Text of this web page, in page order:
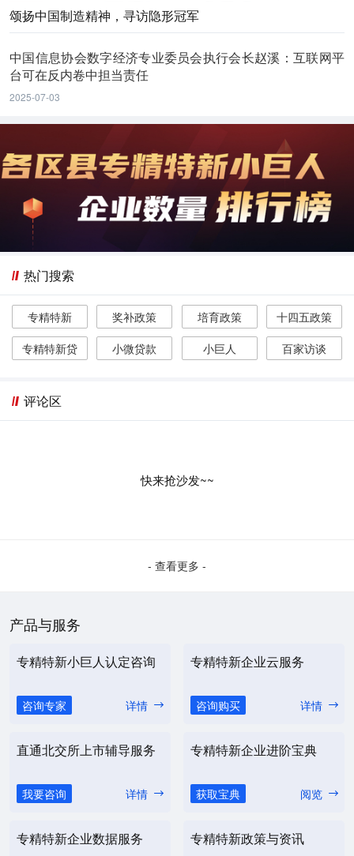
颂扬中国制造精神，寻访隐形冠军
中国信息协会数字经济专业委员会执行会长赵溪：互联网平
台可在反内卷中担当责任
2025-07-03
热门搜索
专精特新 奖补政策 培育政策
十四五政策
专精特新贷
小微贷款 小巨人 百家访谈
评论区
快来抢沙发~~
- 查看更多 -
产品与服务
专精特新小巨人认定咨询
咨询专家 详情
专精特新企业云服务
咨询购买 详情
直通北交所上市辅导服务
我要咨询 详情
专精特新企业进阶宝典
获取宝典 阅览
专精特新企业数据服务 专精特新政策与资讯